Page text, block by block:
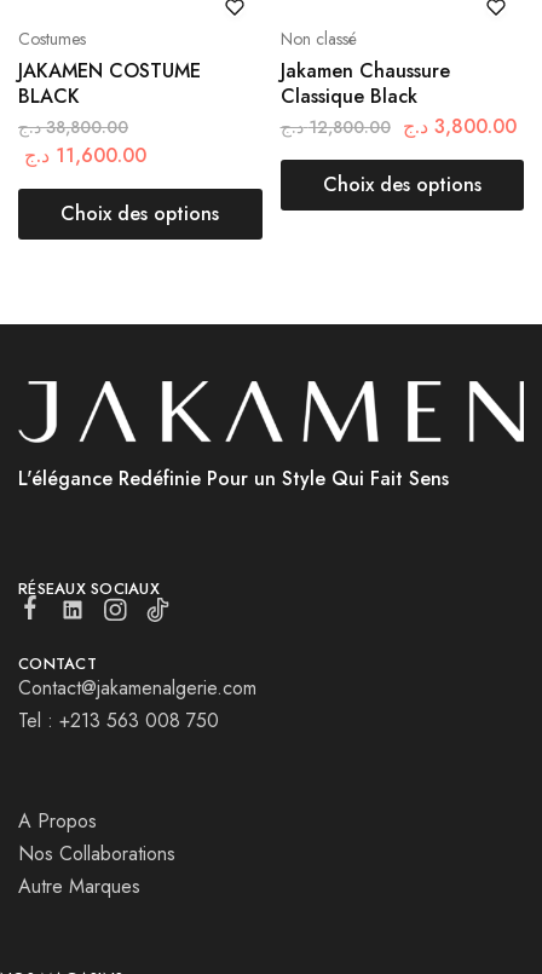
Costumes
JAKAMEN COSTUME
BLACK
38,800.00 د.ج
11,600.00 د.ج
Choix des options
Non classé
Jakamen Chaussure
Classique Black
12,800.00 د.ج 3,800.00 د.ج
Choix des options
L'élégance Redéfinie Pour un Style Qui Fait Sens
RÉSEAUX SOCIAUX
CONTACT
Contact@jakamenalgerie.com
Tel : +213 563 008 750
A Propos
Nos Collaborations
Autre Marques